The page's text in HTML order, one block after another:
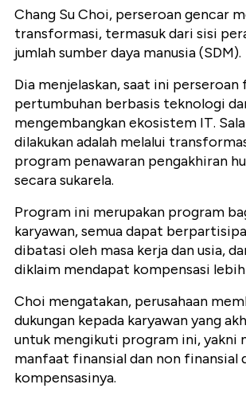
Chang Su Choi, perseroan gencar
transformasi, termasuk dari sisi
jumlah sumber daya manusia (SDM).
Dia menjelaskan, saat ini perseroan
pertumbuhan berbasis teknologi
mengembangkan ekosistem IT.
dilakukan adalah melalui
program penawaran pengakhiran
secara sukarela.
Program ini merupakan program
karyawan, semua dapat
dibatasi oleh masa kerja dan usia,
diklaim mendapat kompensasi
Choi mengatakan, perusahaan
dukungan kepada karyawan yang
untuk mengikuti program ini, yakni
manfaat finansial dan non finansial
kompensasinya.